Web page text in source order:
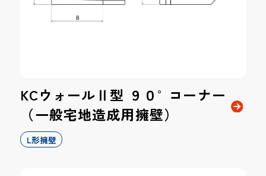
KCウォールⅡ型 ９０°コーナー
（一般宅地造成用擁壁）
L形擁壁